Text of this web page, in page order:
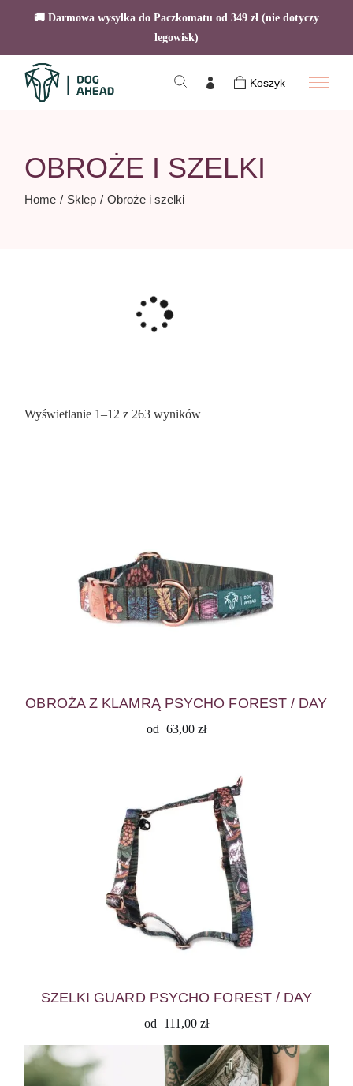
🚚 Darmowa wysyłka do Paczkomatu od 349 zł (nie dotyczy
legowisk)
content
Koszyk
OBROŻE I SZELKI
Home Sklep Obroże i szelki
Wyświetlanie 1–12 z 263 wynikówPosortowane
OBROŻA Z KLAMRĄ PSYCHO FOREST / DAY
od 63,00 zł
SZELKI GUARD PSYCHO FOREST / DAY
od 111,00 zł